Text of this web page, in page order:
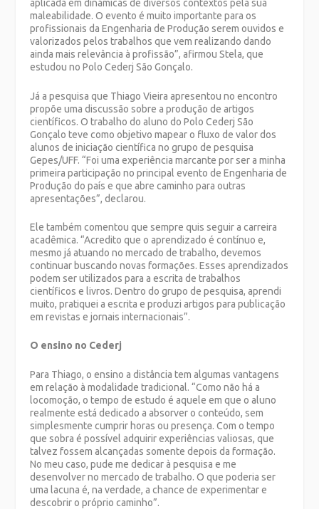
aplicada em dinâmicas de diversos contextos pela sua
maleabilidade. O evento é muito importante para os
profissionais da Engenharia de Produção serem ouvidos e
valorizados pelos trabalhos que vem realizando dando
ainda mais relevância à profissão”, afirmou Stela, que
estudou no Polo Cederj São Gonçalo.
Já a pesquisa que Thiago Vieira apresentou no encontro
propõe uma discussão sobre a produção de artigos
científicos. O trabalho do aluno do Polo Cederj São
Gonçalo teve como objetivo mapear o fluxo de valor dos
alunos de iniciação científica no grupo de pesquisa
Gepes/UFF. “Foi uma experiência marcante por ser a minha
primeira participação no principal evento de Engenharia de
Produção do país e que abre caminho para outras
apresentações”, declarou.
Ele também comentou que sempre quis seguir a carreira
acadêmica. “Acredito que o aprendizado é contínuo e,
mesmo já atuando no mercado de trabalho, devemos
continuar buscando novas formações. Esses aprendizados
podem ser utilizados para a escrita de trabalhos
científicos e livros. Dentro do grupo de pesquisa, aprendi
muito, pratiquei a escrita e produzi artigos para publicação
em revistas e jornais internacionais”.
O ensino no Cederj
Para Thiago, o ensino a distância tem algumas vantagens
em relação à modalidade tradicional. “Como não há a
locomoção, o tempo de estudo é aquele em que o aluno
realmente está dedicado a absorver o conteúdo, sem
simplesmente cumprir horas ou presença. Com o tempo
que sobra é possível adquirir experiências valiosas, que
talvez fossem alcançadas somente depois da formação.
No meu caso, pude me dedicar à pesquisa e me
desenvolver no mercado de trabalho. O que poderia ser
uma lacuna é, na verdade, a chance de experimentar e
descobrir o próprio caminho”.